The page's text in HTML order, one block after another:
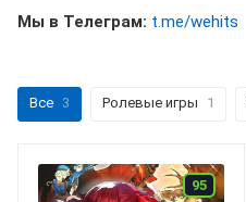
Мы в Телеграм: t.me/wehits
Все 3 Ролевые игры 1
95